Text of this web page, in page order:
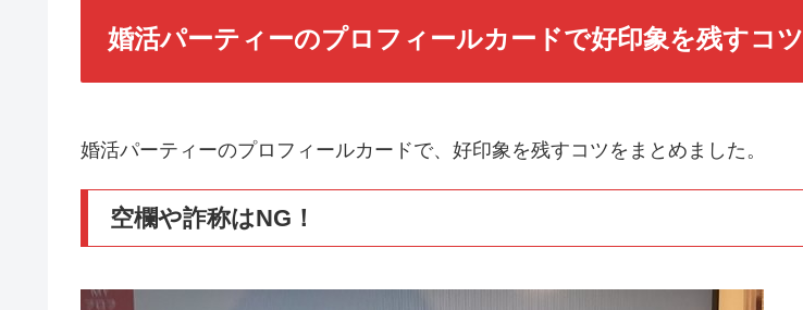
婚活パーティーのプロフィールカードで好印象を残すコツ
婚活パーティーのプロフィールカードで、好印象を残すコツをまとめました。
空欄や詐称はNG！